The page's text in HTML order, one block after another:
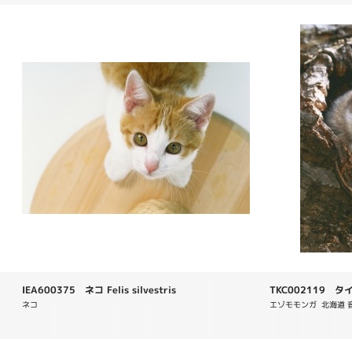
IEA600375 ネコ Felis silvestris
ネコ
TKC002119 タ
エゾモモンガ  北海道